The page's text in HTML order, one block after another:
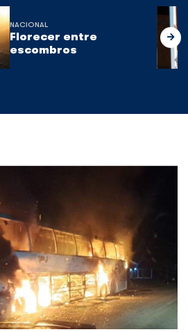
NACIONAL
Florecer entre
escombros